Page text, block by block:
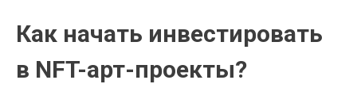
Как начать инвестировать
в NFT-арт-проекты?